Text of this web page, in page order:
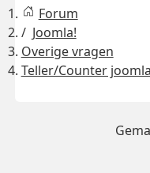
Forum
Joomla!
Overige vragen
Teller/Counter